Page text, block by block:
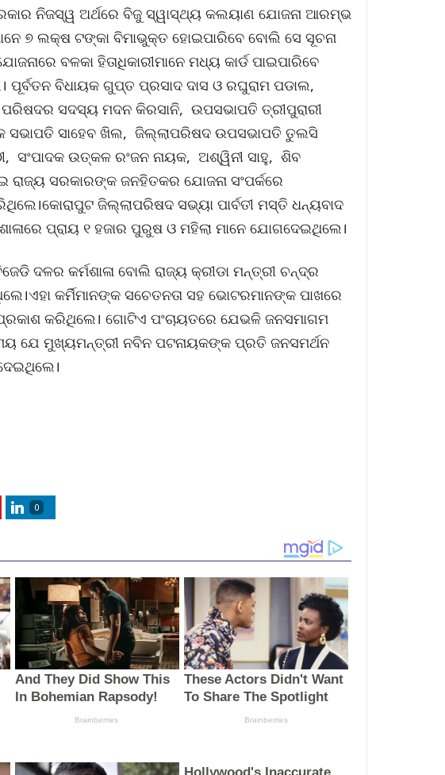
ନିଜସ୍ୱ ଅର୍ଥରେ ବିଜୁ ସ୍ୱାସ୍ଥ୍ୟ କଲୟାଣ ଯୋଜନା ଆରମ୍ଭ
୭ ଲକ୍ଷ ଟଙ୍କା ବିମାଭୁକ୍ତ ହୋଇପାରିବେ ବୋଲି ସେ ସୂଚନା
ବଳକା ହିତାଧିକାରୀମାନେ ମଧ୍ୟ କାର୍ଡ ପାଇପାରିବେ
ବିଧାୟକ ଗୁପ୍ତ ପ୍ରସାଦ ଦାସ ଓ ରଘୁରାମ ପଡାଲ,
ସଦସ୍ୟ ମଦନ କିରସାନି, ଉପସଭାପତି ତ୍ରୀପୁରାରୀ
ସଭାପତି ସାହେବ ଖିଲ, ଜିଲ୍ଲାପରିଷଦ ଉପସଭାପତି ତୁଲସି
ସଂପାଦକ ଉତ୍କଳ ରଂଜନ ନାୟକ, ଅଶ୍ୱିନୀ ସାହୁ, ଶିବ
ସରକାରଙ୍କ ଜନହିତକର ଯୋଜନା ସଂପର୍କରେ
ଜିଲ୍ଲାପରିଷଦ ସଭ୍ୟା ପାର୍ବତୀ ମସ୍ତି ଧନ୍ୟବାଦ
ପ୍ରାୟ ୧ ହଜାର ପୁରୁଷ ଓ ମହିଲା ମାନେ ଯୋଗଦେଇଥିଲେ।
ଦଳର କର୍ମଶାଳା ବୋଲି ରାଜ୍ୟ କ୍ରୀଡା ମନ୍ତ୍ରୀ ଚନ୍ଦ୍ର
କର୍ମିମାନଙ୍କ ସଚେତନତା ସହ ଭୋଟରମାନଙ୍କ ପାଖରେ
କରିଥିଲେ। ଗୋଟିଏ ପଂଚାୟତରେ ଯେଭଳି ଜନସମାଗମ
ଯେ ମୁଖ୍ୟମନ୍ତ୍ରୀ ନବିନ ପଟନାୟକଙ୍କ ପ୍ରତି ଜନସମର୍ଥନ
0